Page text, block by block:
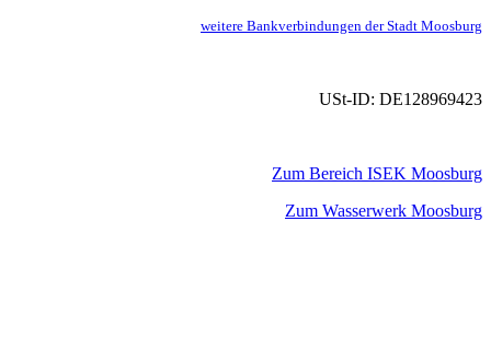
weitere Bankverbindungen der Stadt Moosburg
USt-ID: DE128969423
Zum Bereich ISEK Moosburg
Zum Wasserwerk Moosburg